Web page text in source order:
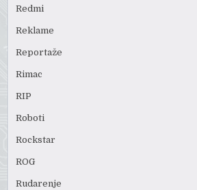
Redmi
Reklame
Reportaže
Rimac
RIP
Roboti
Rockstar
ROG
Rudarenje